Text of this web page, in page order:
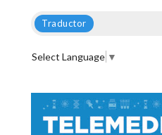
Traductor
Select Language ▼